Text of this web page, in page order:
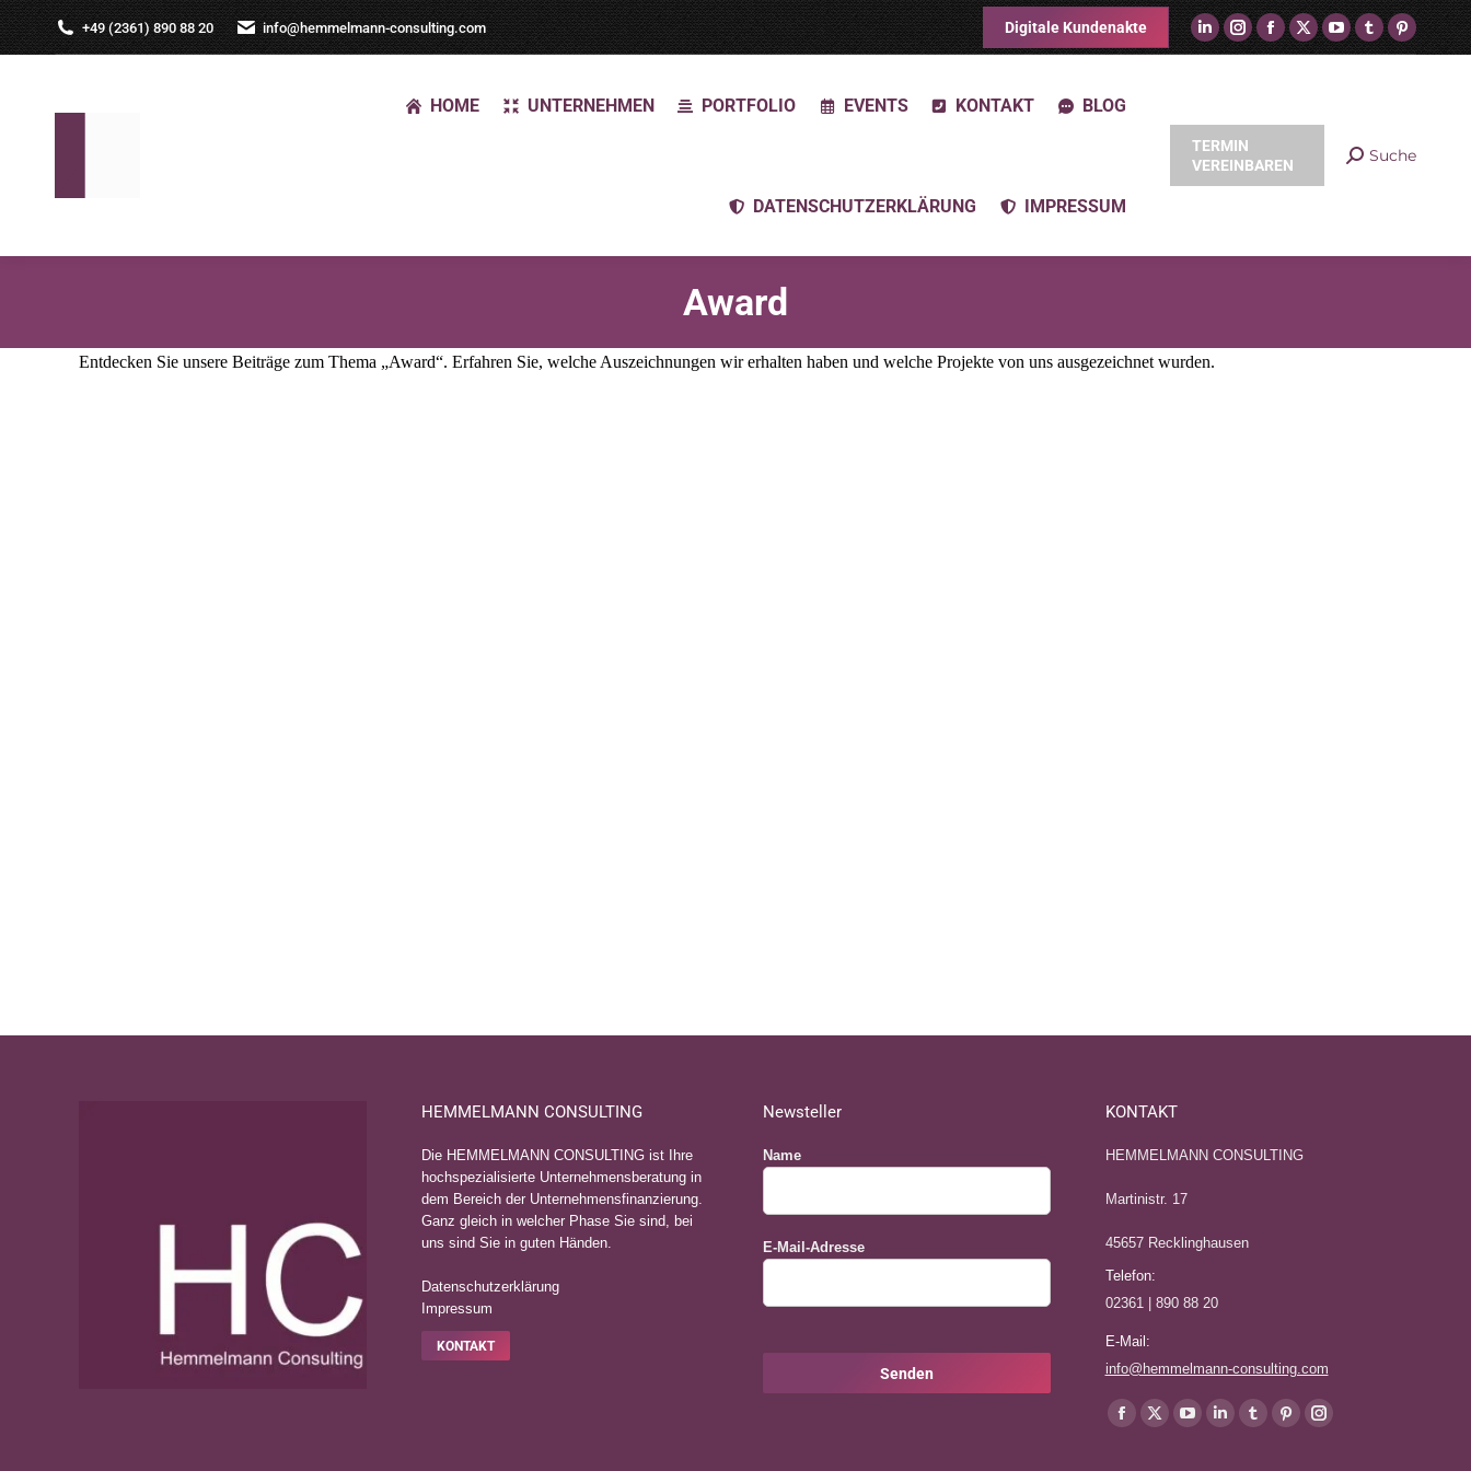
+49 (2361) 890 88 20 info@hemmelmann-consulting.com Digitale Kundenakte
HOME UNTERNEHMEN PORTFOLIO EVENTS KONTAKT BLOG
DATENSCHUTZERKLÄRUNG IMPRESSUM
TERMIN
VEREINBAREN
Suche
Award
Entdecken Sie unsere Beiträge zum Thema „Award“. Erfahren Sie, welche Auszeichnungen wir erhalten haben und welche Projekte von uns ausgezeichnet wurden.
HEMMELMANN CONSULTING
Die HEMMELMANN CONSULTING ist Ihre
hochspezialisierte Unternehmensberatung in
dem Bereich der Unternehmensfinanzierung.
Ganz gleich in welcher Phase Sie sind, bei
uns sind Sie in guten Händen.
Datenschutzerklärung
Impressum
KONTAKT
Newsteller
Name
E-Mail-Adresse
KONTAKT
HEMMELMANN CONSULTING
Martinistr. 17
45657 Recklinghausen
Telefon:
02361 | 890 88 20
E-Mail:
info@hemmelmann-consulting.com
Finden Sie uns auf: